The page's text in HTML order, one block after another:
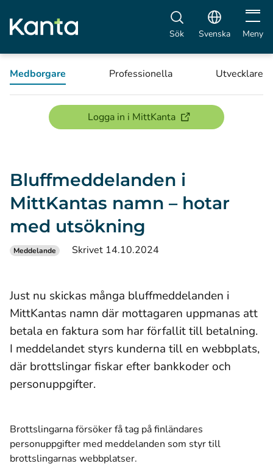
Sök Svenska Öppna
Meny
Medborgare Professionella Utvecklare
Logga in i MittKanta(öppnas i ett nytt
Bluffmeddelanden i
MittKantas namn – hotar
med utsökning
Meddelande Skrivet 14.10.2024
Just nu skickas många bluffmeddelanden i
MittKantas namn där mottagaren uppmanas att
betala en faktura som har förfallit till betalning.
I meddelandet styrs kunderna till en webbplats,
där brottslingar fiskar efter bankkoder och
personuppgifter.
Brottslingarna försöker få tag på finländares
personuppgifter med meddelanden som styr till
brottslingarnas webbplatser.